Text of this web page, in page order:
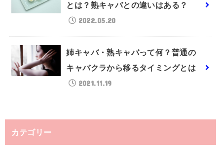
とは？熟キャバとの違いはある？
2022.05.20
姉キャバ・熟キャバって何？普通の
キャバクラから移るタイミングとは
2021.11.19
カテゴリー